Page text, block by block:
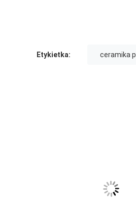
Etykietka: ceramika